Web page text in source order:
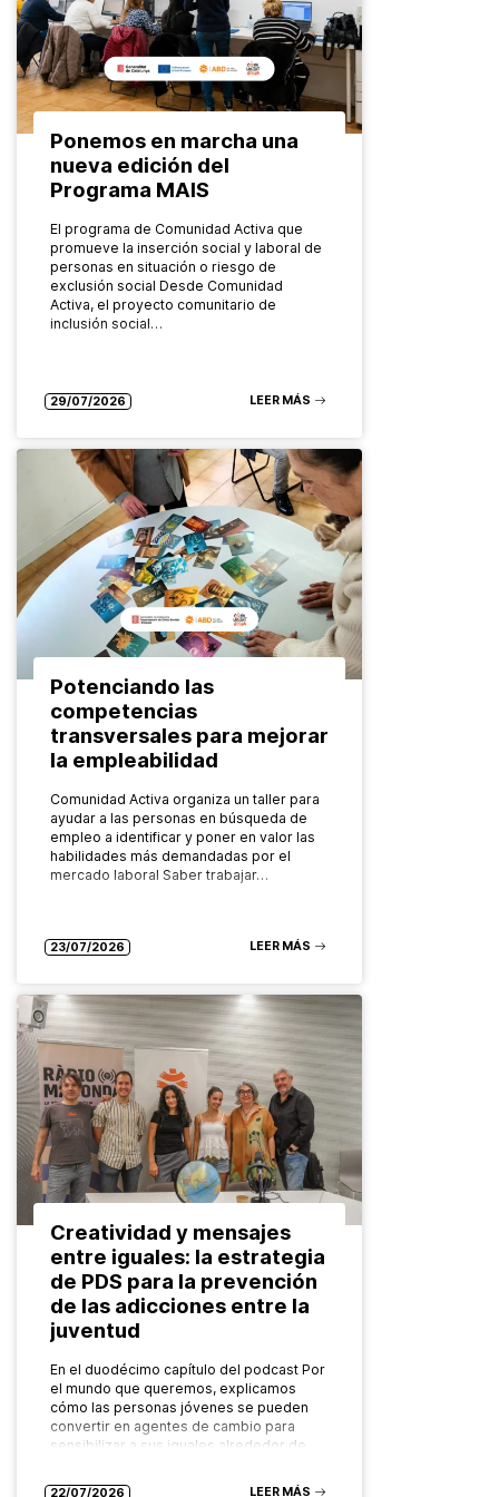
Ponemos en marcha una
nueva edición del
Programa MAIS
El programa de Comunidad Activa que
promueve la inserción social y laboral de
personas en situación o riesgo de
exclusión social Desde Comunidad
Activa, el proyecto comunitario de
inclusión social…
29/07/2026 LEER MÁS
Potenciando las
competencias
transversales para mejorar
la empleabilidad
Comunidad Activa organiza un taller para
ayudar a las personas en búsqueda de
empleo a identificar y poner en valor las
habilidades más demandadas por el
mercado laboral Saber trabajar…
23/07/2026 LEER MÁS
Creatividad y mensajes
entre iguales: la estrategia
de PDS para la prevención
de las adicciones entre la
juventud
En el duodécimo capítulo del podcast Por
el mundo que queremos, explicamos
cómo las personas jóvenes se pueden
convertir en agentes de cambio para
sensibilizar a sus iguales alrededor de…
22/07/2026 LEER MÁS